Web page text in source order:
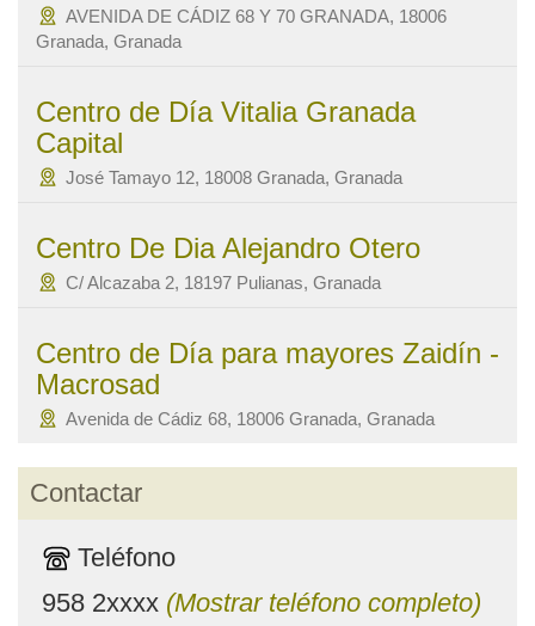
AVENIDA DE CÁDIZ 68 Y 70 GRANADA, 18006
Granada, Granada
Centro de Día Vitalia Granada
Capital
José Tamayo 12, 18008 Granada, Granada
Centro De Dia Alejandro Otero
C/ Alcazaba 2, 18197 Pulianas, Granada
Centro de Día para mayores Zaidín -
Macrosad
Avenida de Cádiz 68, 18006 Granada, Granada
Contactar
Teléfono
958 2xxxx (Mostrar teléfono completo)